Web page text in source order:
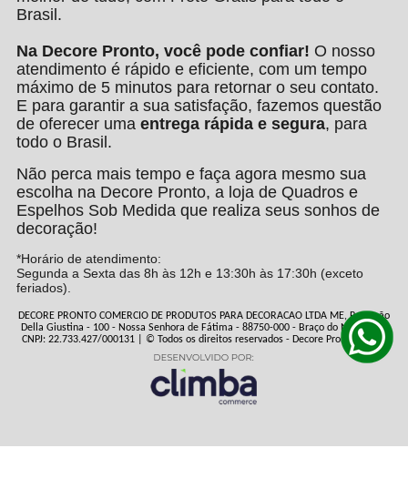
Brasil.
Na Decore Pronto, você pode confiar! O nosso
atendimento é rápido e eficiente, com um tempo
máximo de 5 minutos para retornar o seu contato.
E para garantir a sua satisfação, fazemos questão
de oferecer uma entrega rápida e segura, para
todo o Brasil.
Não perca mais tempo e faça agora mesmo sua
escolha na Decore Pronto, a loja de Quadros e
Espelhos Sob Medida que realiza seus sonhos de
decoração!
*Horário de atendimento:
Segunda a Sexta das 8h às 12h e 13:30h às 17:30h (exceto
feriados).
DECORE PRONTO COMERCIO DE PRODUTOS PARA DECORACAO LTDA ME, Rua João
Della Giustina - 100 - Nossa Senhora de Fátima - 88750-000 - Braço do Norte - SC
CNPJ: 22.733.427/000131 | © Todos os direitos reservados - Decore Pronto - 2026